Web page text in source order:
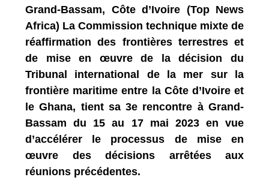
Grand-Bassam, Côte d’Ivoire (Top News
Africa) La Commission technique mixte de
réaffirmation des frontières terrestres et
de mise en œuvre de la décision du
Tribunal international de la mer sur la
frontière maritime entre la Côte d’Ivoire et
le Ghana, tient sa 3e rencontre à Grand-
Bassam du 15 au 17 mai 2023 en vue
d’accélérer le processus de mise en
œuvre des décisions arrêtées aux
réunions précédentes.